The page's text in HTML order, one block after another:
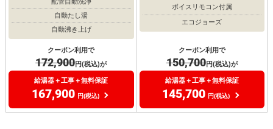
自動たし湯
自動沸き上げ
クーポン利用で
172,900円(税込)が
給湯器＋工事＋無料保証
167,900 円(税込)
ボイスリモコン付属
エコジョーズ
クーポン利用で
150,700円(税込)が
給湯器＋工事＋無料保証
145,700 円(税込)